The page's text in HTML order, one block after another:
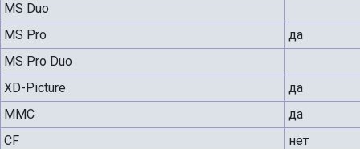
MS Duo
MS Pro
да
MS Pro Duo
XD-Picture
да
MMC
да
CF
нет